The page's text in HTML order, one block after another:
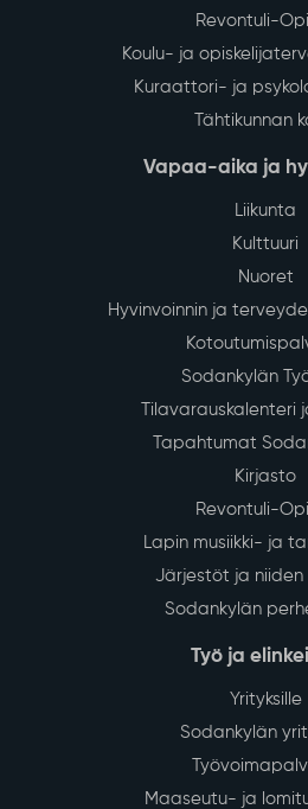
Revontuli-
Koulu- ja
Kuraattori- ja
Tähtikunnan
Vapaa-aika ja
Liikunta
Kulttuuri
Nuoret
Hyvinvoinnin ja
Sodankylän
Tilavarauskalenteri
Tapahtumat
Kirjasto
Revontuli-
Lapin musiikki- ja
Järjestöt ja niiden
Sodankylän
Työ ja
Yrityksille
Sodankylän
Maaseutu- ja